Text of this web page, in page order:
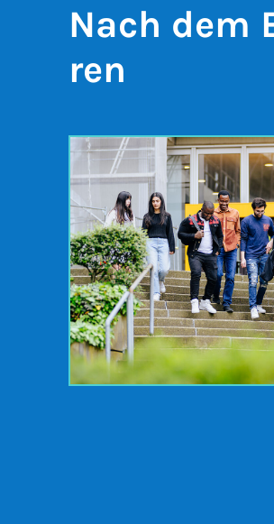
Nach dem
ren